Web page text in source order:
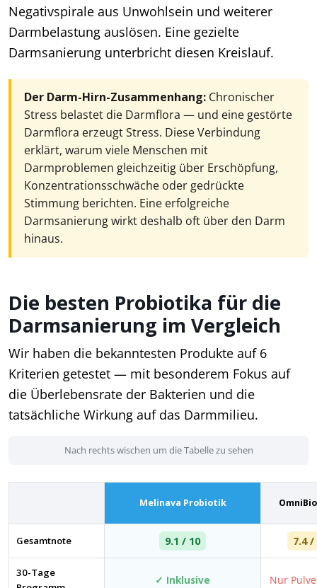
Negativspirale aus Unwohlsein und weiterer
Darmbelastung auslösen. Eine gezielte
Darmsanierung unterbricht diesen Kreislauf.
Der Darm-Hirn-Zusammenhang:Chronischer
Stress belastet die Darmflora — und eine gestörte
Darmflora erzeugt Stress. Diese Verbindung
erklärt, warum viele Menschen mit
Darmproblemen gleichzeitig über Erschöpfung,
Konzentrationsschwäche oder gedrückte
Stimmung berichten. Eine erfolgreiche
Darmsanierung wirkt deshalb oft über den Darm
hinaus.
Die besten Probiotika für die
Darmsanierung im Vergleich
Wir haben die bekanntesten Produkte auf 6
Kriterien getestet — mit besonderem Fokus auf
die Überlebensrate der Bakterien und die
tatsächliche Wirkung auf das Darmmilieu.
Nach rechts wischen um die Tabelle zu sehen
Melinava Probiotik
Gesamtnote 9.1 / 10 7.4 /
30-Tage
✓ Inklusive Nur